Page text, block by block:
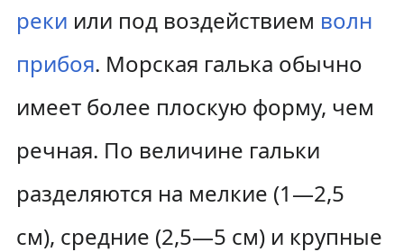
реки или под воздействием волн
прибоя. Морская галька обычно
имеет более плоскую форму, чем
речная. По величине гальки
разделяются на мелкие (1—2,5
см), средние (2,5—5 см) и крупные